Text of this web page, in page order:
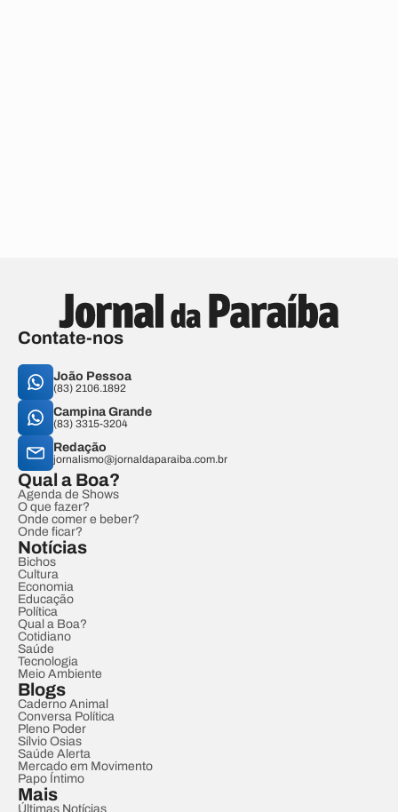
Contate-nos
João Pessoa
(83) 2106.1892
Campina Grande
(83) 3315-3204
Redação
jornalismo@jornaldaparaiba.com.br
Qual a Boa?
Agenda de Shows
O que fazer?
Onde comer e beber?
Onde ficar?
Notícias
Bichos
Cultura
Economia
Educação
Política
Qual a Boa?
Cotidiano
Saúde
Tecnologia
Meio Ambiente
Blogs
Caderno Animal
Conversa Política
Pleno Poder
Sílvio Osias
Saúde Alerta
Mercado em Movimento
Papo Íntimo
Mais
Últimas Notícias